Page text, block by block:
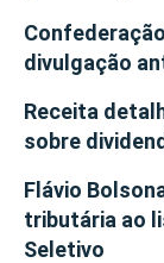
divulgação
Receita
sobre
Flávio
tributária ao
Seletivo